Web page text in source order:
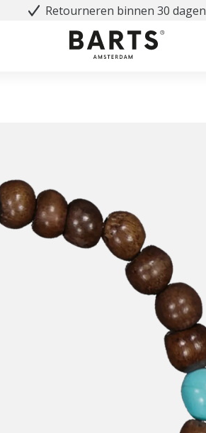
Retourneren binnen 30 dagen